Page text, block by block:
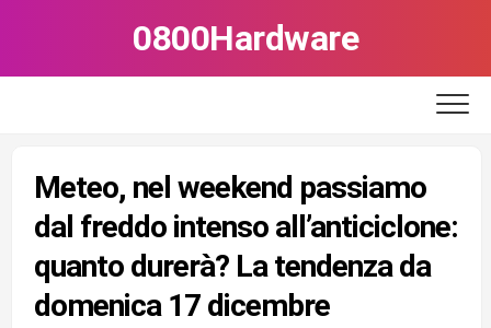
0800Hardware
Meteo, nel weekend passiamo
dal freddo intenso all’anticiclone:
quanto durerà? La tendenza da
domenica 17 dicembre